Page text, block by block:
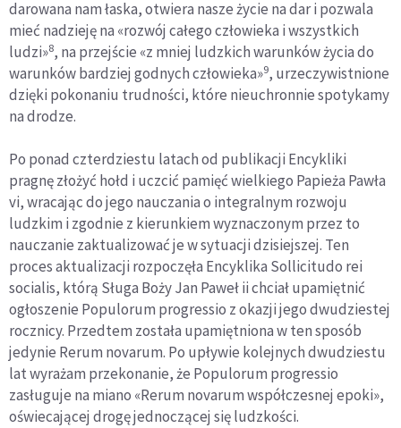
darowana nam łaska, otwiera nasze życie na dar i pozwala
mieć nadzieję na «rozwój całego człowieka i wszystkich
ludzi»8, na przejście «z mniej ludzkich warunków życia do
warunków bardziej godnych człowieka»9, urzeczywistnione
dzięki pokonaniu trudności, które nieuchronnie spotykamy
na drodze.
Po ponad czterdziestu latach od publikacji Encykliki
pragnę złożyć hołd i uczcić pamięć wielkiego Papieża Pawła
vi, wracając do jego nauczania o integralnym rozwoju
ludzkim i zgodnie z kierunkiem wyznaczonym przez to
nauczanie zaktualizować je w sytuacji dzisiejszej. Ten
proces aktualizacji rozpoczęła Encyklika Sollicitudo rei
socialis, którą Sługa Boży Jan Paweł ii chciał upamiętnić
ogłoszenie Populorum progressio z okazji jego dwudziestej
rocznicy. Przedtem została upamiętniona w ten sposób
jedynie Rerum novarum. Po upływie kolejnych dwudziestu
lat wyrażam przekonanie, że Populorum progressio
zasługuje na miano «Rerum novarum współczesnej epoki»,
oświecającej drogę jednoczącej się ludzkości.